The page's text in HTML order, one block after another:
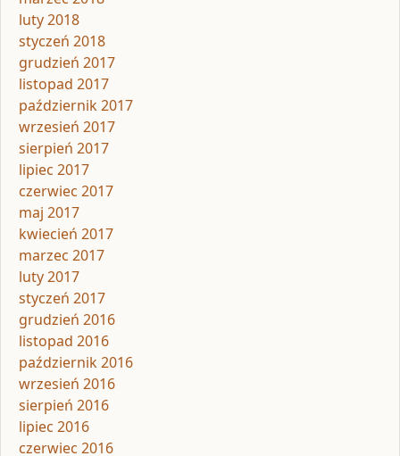
luty 2018
styczeń 2018
grudzień 2017
listopad 2017
październik 2017
wrzesień 2017
sierpień 2017
lipiec 2017
czerwiec 2017
maj 2017
kwiecień 2017
marzec 2017
luty 2017
styczeń 2017
grudzień 2016
listopad 2016
październik 2016
wrzesień 2016
sierpień 2016
lipiec 2016
czerwiec 2016